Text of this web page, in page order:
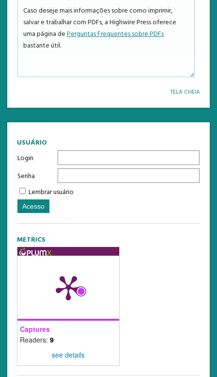
USUÁRIO
Login
Senha
Lembrar usuário
METRICS
Captures
Readers: 9
see details
Caso deseje mais informações sobre como imprimir,
salvar e trabalhar com PDFs, a Highwire Press oferece
uma página dePerguntas Frequentes sobre PDFs
bastante útil.
TELA CHEIA